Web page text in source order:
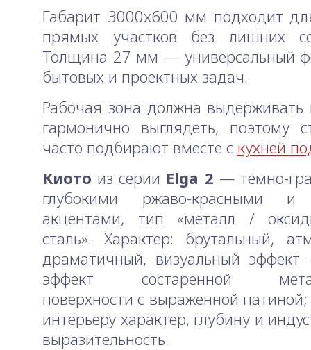
Габарит 3000x600 мм подходит
прямых участков без лишних
Толщина 27 мм — универсальный
бытовых и проектных задач.
Рабочая зона должна выдерживать
гармонично выглядеть, поэтому
часто подбирают вместе с кухней
Киото из серии Elga 2 — тёмно-
глубокими ржаво-красными
акцентами, тип «металл /
сталь». Характер: брутальный,
драматичный, визуальный эффект
эффект состаренной
поверхности с выраженной
интерьеру характер, глубину и
выразительность.